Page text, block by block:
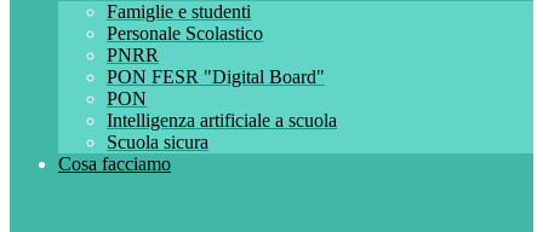
Famiglie e studenti
Personale Scolastico
PNRR
PON FESR "Digital Board"
PON
Intelligenza artificiale a scuola
Scuola sicura
Cosa facciamo